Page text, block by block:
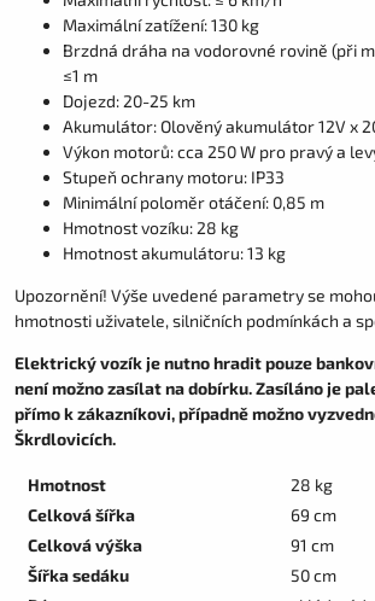
Maximální zatížení: 130 kg
Brzdná dráha na vodorovné rovině (při
≤1 m
Dojezd: 20-25 km
Akumulátor: Olověný akumulátor 12V x
Výkon motorů: cca 250 W pro pravý a
Stupeň ochrany motoru: IP33
Minimální poloměr otáčení: 0,85 m
Hmotnost vozíku: 28 kg
Hmotnost akumulátoru: 13 kg
Upozornění! Výše uvedené parametry se
hmotnosti uživatele, silničních podmínkách a
Elektrický vozík je nutno hradit pouze
není možno zasílat na dobírku. Zasíláno je
přímo k zákazníkovi, případně možno
Škrdlovicích.
Hmotnost
28 kg
Celková šířka
69 cm
Celková výška
91 cm
Šířka sedáku
50 cm